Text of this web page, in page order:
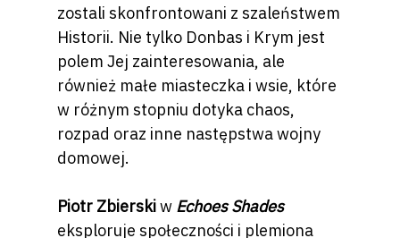
zostali skonfrontowani z szaleństwem
Historii. Nie tylko Donbas i Krym jest
polem Jej zainteresowania, ale
również małe miasteczka i wsie, które
w różnym stopniu dotyka chaos,
rozpad oraz inne następstwa wojny
domowej.
Piotr Zbierskiw Echoes Shades
eksploruje społeczności i plemiona